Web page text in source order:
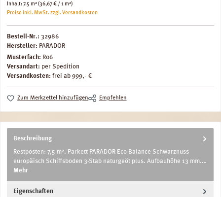
Inhalt:7.5 m²(36,67 € / 1 m²)
Preise inkl. MwSt. zzgl. Versandkosten
Bestell-Nr.: 32986
Hersteller: PARADOR
Musterfach: R06
Versandart: per Spedition
Versandkosten: frei ab 999,- €
Zum Merkzettel hinzufügen Empfehlen
Beschreibung
Restposten: 7,5 m². Parkett PARADOR Eco Balance Schwarznuss
europäisch Schiffsboden 3-Stab naturgeöt plus. Aufbauhöhe 13 mm.…
Mehr
Eigenschaften